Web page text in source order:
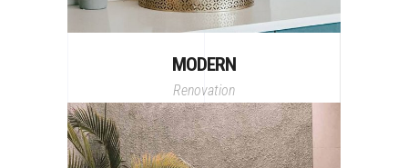
MODERN
Renovation